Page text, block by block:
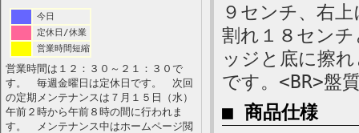
今日
定休日/休業
営業時間短縮
営業時間は１２：３０～２１：３０で
す。 毎週金曜日は定休日です。 次回
の定期メンテナンスは７月１５日（水）
午前２時から午前８時の間に行われま
す。 メンテナンス中はホームページ閲
９センチ、右
割れ１８セン
ッジと底に擦
です。<BR>盤
■ 商品仕様